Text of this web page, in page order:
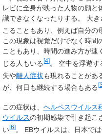
レビに全身が映った人物の顔
識できなくなったりする。 大
こることもあり、例えば自分の
この現象は視覚だけでなく時間
こともあり、時間の進み方が
じる人もいる [4] 。 空中を浮遊
失や離人症状も現れることがあ
が、何日も継続する場合もある [
この症状は、 ヘルペスウイルス
ウイルスの初期感染で引き起こ
い[6]。 EBウイルスは、日本で